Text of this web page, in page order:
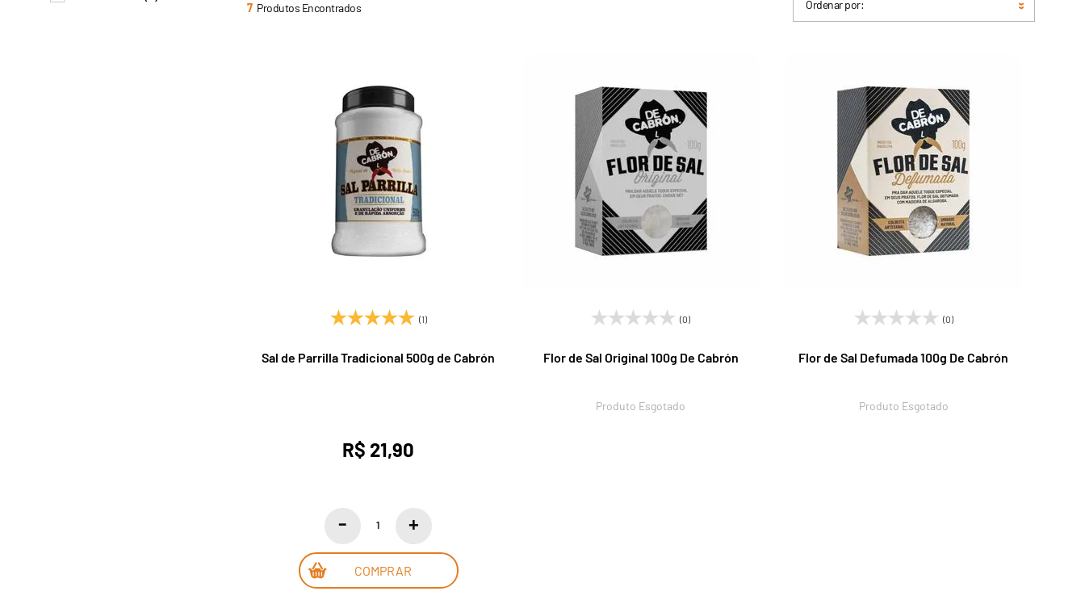
7 Produtos Encontrados Ordenar por:
(1)
Sal de Parrilla Tradicional 500g de Cabrón
R$ 21,90
COMPRAR
(0)
Flor de Sal Original 100g De Cabrón
Produto Esgotado
(0)
Flor de Sal Defumada 100g De Cabrón
Produto Esgotado